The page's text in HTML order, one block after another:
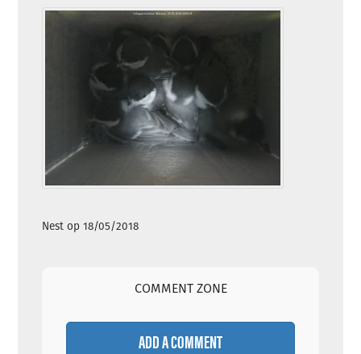
Nest op 18/05/2018
COMMENT ZONE
ADD A COMMENT